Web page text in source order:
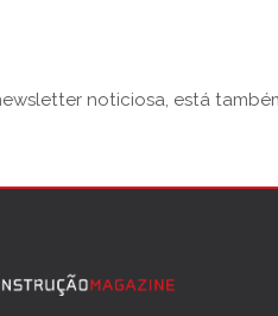
noticiosa, está